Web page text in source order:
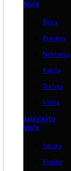
Voće
Šljiva
Breskva
Nektarina
Kajsija
Trešnja
Višnja
Jabučasto
Voće
Jabuka
Kruška